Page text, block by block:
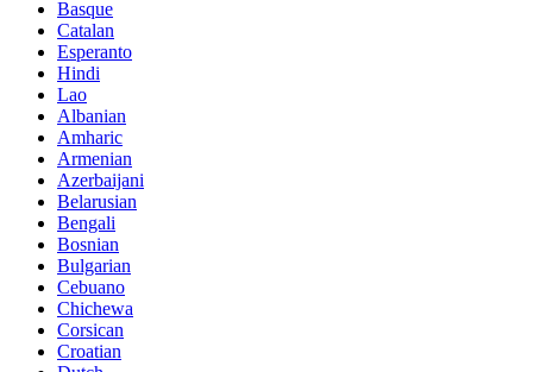
Basque
Catalan
Esperanto
Hindi
Lao
Albanian
Amharic
Armenian
Azerbaijani
Belarusian
Bengali
Bosnian
Bulgarian
Cebuano
Chichewa
Corsican
Croatian